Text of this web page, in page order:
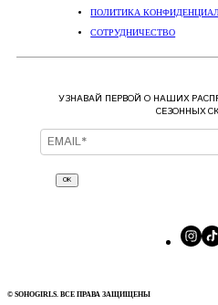
ПОЛИТИКА
СОТРУДНИЧЕСТВО
УЗНАВАЙ ПЕРВОЙ О НАШИХ
СЕЗОННЫХ
ОК
© SOHOGIRLS. ВСЕ ПРАВА ЗАЩИЩЕНЫ